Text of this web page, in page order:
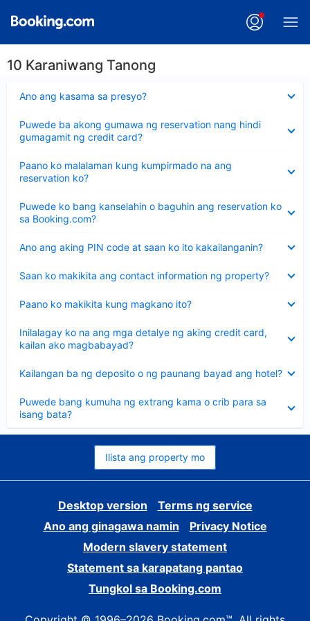
10 Karaniwang Tanong
Ano ang kasama sa presyo?
ang
Puwede ba akong gumawa ng reservation nang hindi
gumagamit ng credit card?
ang
sagot
Paano ko malalaman kung kumpirmado na ang
reservation ko?
ang
sagot
Puwede ko bang kanselahin o baguhin ang reservation ko
sa Booking.com?
ang
sagot
Ano ang aking PIN code at saan ko ito kakailanganin?
ang
Saan ko makikita ang contact information ng property?
ang
Paano ko makikita kung magkano ito?
ang
Inilalagay ko na ang mga detalye ng aking credit card,
kailan ako magbabayad?
ang
sagot
Kailangan ba ng deposito o ng paunang bayad ang hotel?
ang
Puwede bang kumuha ng extrang kama o crib para sa
isang bata?
ang
sagot
Ilista ang property mo
Desktop version
Terms ng service
Ano ang ginagawa namin
Privacy Notice
Modern slavery statement
Statement sa karapatang pantao
Tungkol sa Booking.com